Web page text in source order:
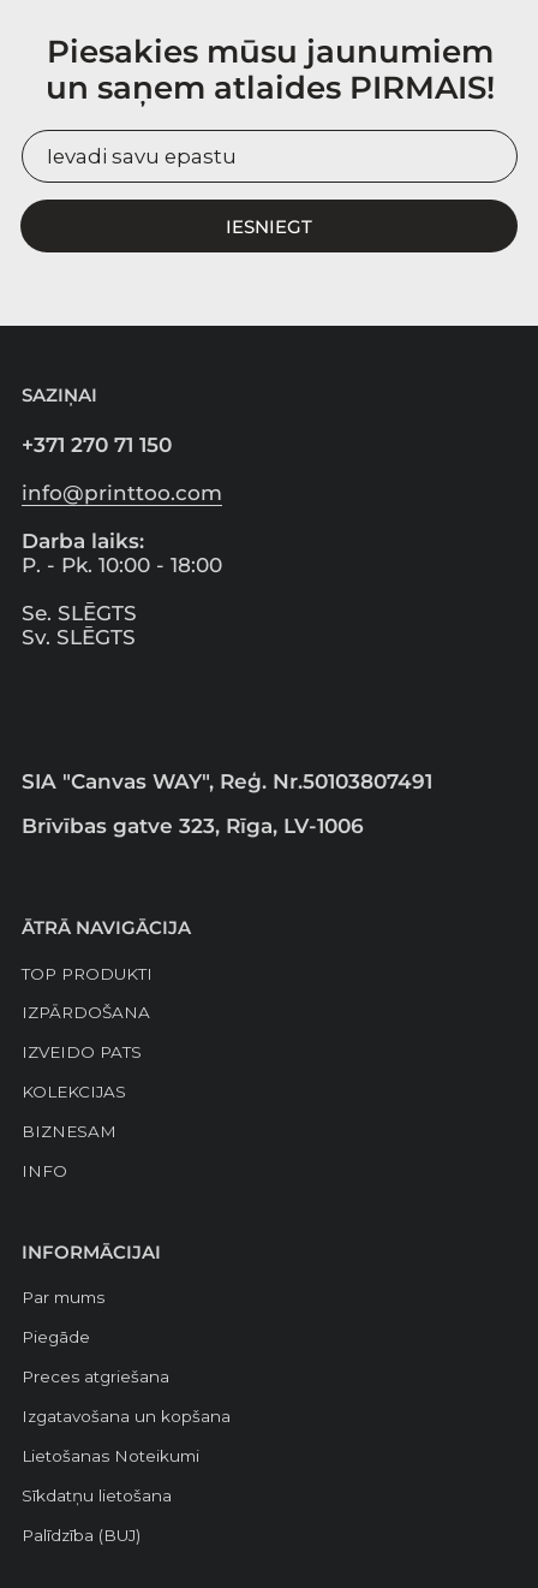
Piesakies mūsu jaunumiem
un saņem atlaides PIRMAIS!
IESNIEGT
SAZIŅAI
+371 270 71 150
info@printtoo.com
Darba laiks:
P. - Pk. 10:00 - 18:00
Se. SLĒGTS
Sv. SLĒGTS
SIA "Canvas WAY", Reģ. Nr.50103807491
Brīvības gatve 323, Rīga, LV-1006
ĀTRĀ NAVIGĀCIJA
TOP PRODUKTI
IZPĀRDOŠANA
IZVEIDO PATS
KOLEKCIJAS
BIZNESAM
INFO
INFORMĀCIJAI
Par mums
Piegāde
Preces atgriešana
Izgatavošana un kopšana
Lietošanas Noteikumi
Sīkdatņu lietošana
Palīdzība (BUJ)